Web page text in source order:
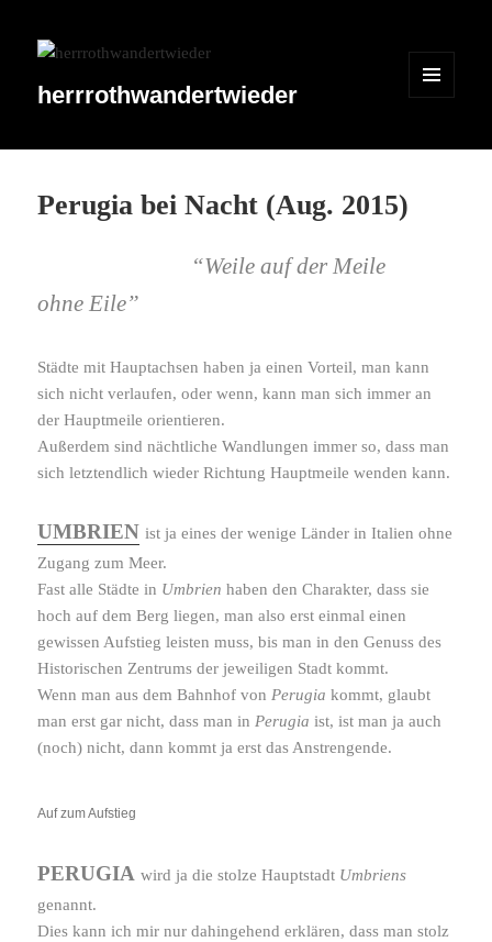
herrrothwandertwieder
Perugia bei Nacht (Aug. 2015)
“Weile auf der Meile
ohne Eile”
Städte mit Hauptachsen haben ja einen Vorteil, man kann
sich nicht verlaufen, oder wenn, kann man sich immer an
der Hauptmeile orientieren.
Außerdem sind nächt­liche Wandlungen immer so, dass man
sich letzt­end­lich wieder Richtung Hauptmeile wenden kann.
UMBRIEN ist ja eines der wenige Länder in Italien ohne
Zugang zum Meer.
Fast alle Städte in Umbrien haben den Charakter, dass sie
hoch auf dem Berg liegen, man also erst einmal einen
gewissen Aufstieg leisten muss, bis man in den Genuss des
Historischen Zentrums der jewei­ligen Stadt kommt.
Wenn man aus dem Bahnhof vonPerugia kommt, glaubt
man erst gar nicht, dass man inPerugia ist, ist man ja auch
(noch) nicht, dann kommt ja erst das Anstrengende.
Auf zum Aufstieg
PERUGIA wird ja die stolze Hauptstadt Umbriens
genannt.
Dies kann ich mir nur dahin­ge­hend erklären, dass man stolz